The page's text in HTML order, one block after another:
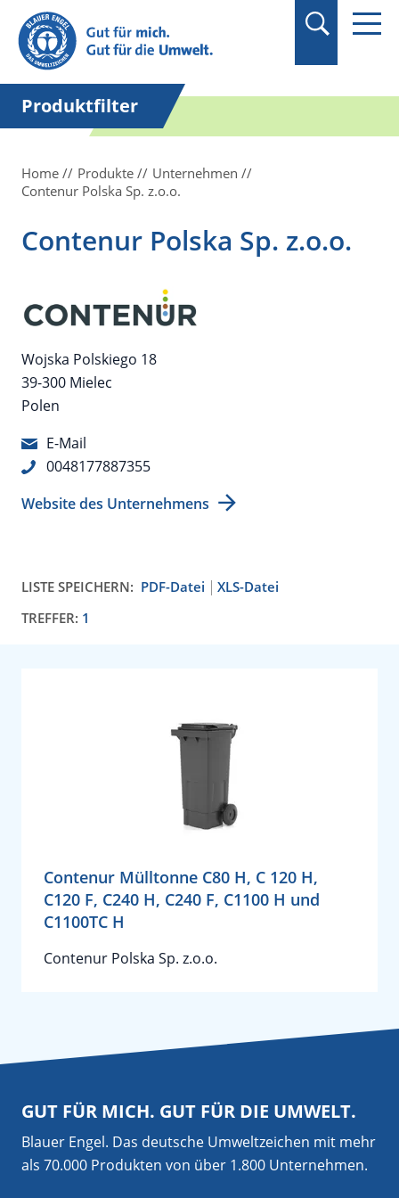
Suchbegriff in
Anführungszeichen
setzen.
Produktfilter
Home Produkte
Unternehmen
Contenur Polska Sp. z.o.o.
Contenur Polska Sp. z.o.o.
Wojska Polskiego 18
39-300 Mielec
Polen
E-Mail
0048177887355
Website des Unternehmens
LISTE SPEICHERN: PDF-Datei
XLS-Datei
TREFFER: 1
Contenur Mülltonne C80 H, C 120 H,
C120 F, C240 H, C240 F, C1100 H und
C1100TC H
Contenur Polska Sp. z.o.o.
GUT FÜR MICH. GUT FÜR DIE UMWELT.
Blauer Engel. Das deutsche Umweltzeichen mit mehr
als 70.000 Produkten von über 1.800 Unternehmen.